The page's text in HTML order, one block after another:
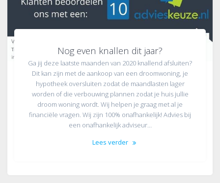
Nog even knallen dit jaar?
Ga jij deze laatste maanden van 2020 knallend afsluiten?
Dit kan zijn met de aankoop van een droomwoning, je
hypotheek oversluiten zodat de maandlasten lager
worden of die verbouwing plannen zodat je huis jullie
droom woning wordt. Wij helpen je graag met al je
financiële vragen. Wij zijn 100% onafhankelijk! Advies bij
een onafhankelijk adviseur…
Lees verder